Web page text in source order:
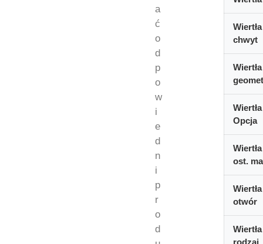
a
ć
o
d
p
o
w
i
e
d
n
i
p
r
o
d
Wiertła
chwyt
Wiertła
Wiertła
Opcja
Wiertła
ost.
Wiertła
otwór
Wiertła
rodzaj